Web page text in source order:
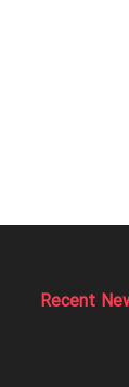
Recent